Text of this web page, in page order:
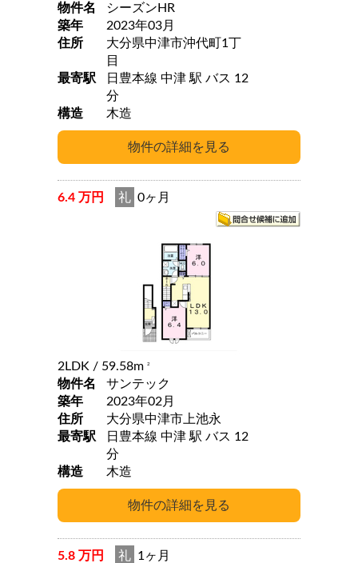
物件名
シーズンHR
築年
2023年03月
住所
大分県中津市沖代町1丁
目
最寄駅
日豊本線 中津 駅 バス 12
分
構造
木造
6.4 万円 礼 0ヶ月
2LDK / 59.58m 2
物件名
サンテック
築年
2023年02月
住所
大分県中津市上池永
最寄駅
日豊本線 中津 駅 バス 12
分
構造
木造
5.8 万円 礼 1ヶ月